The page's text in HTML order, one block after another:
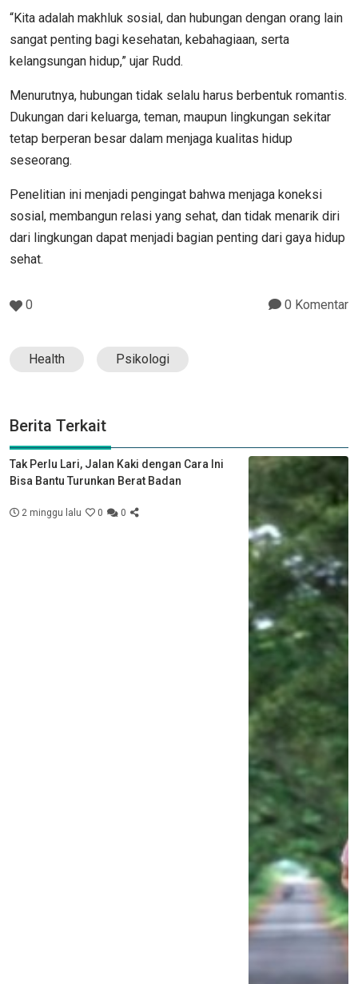
“Kita adalah makhluk sosial, dan hubungan dengan orang lain
sangat penting bagi kesehatan, kebahagiaan, serta
kelangsungan hidup,” ujar Rudd.
Menurutnya, hubungan tidak selalu harus berbentuk romantis.
Dukungan dari keluarga, teman, maupun lingkungan sekitar
tetap berperan besar dalam menjaga kualitas hidup
seseorang.
Penelitian ini menjadi pengingat bahwa menjaga koneksi
sosial, membangun relasi yang sehat, dan tidak menarik diri
dari lingkungan dapat menjadi bagian penting dari gaya hidup
sehat.
0 0 Komentar
Health Psikologi
Berita Terkait
Tak Perlu Lari, Jalan Kaki dengan Cara Ini
Bisa Bantu Turunkan Berat Badan
2 minggu lalu 0 0